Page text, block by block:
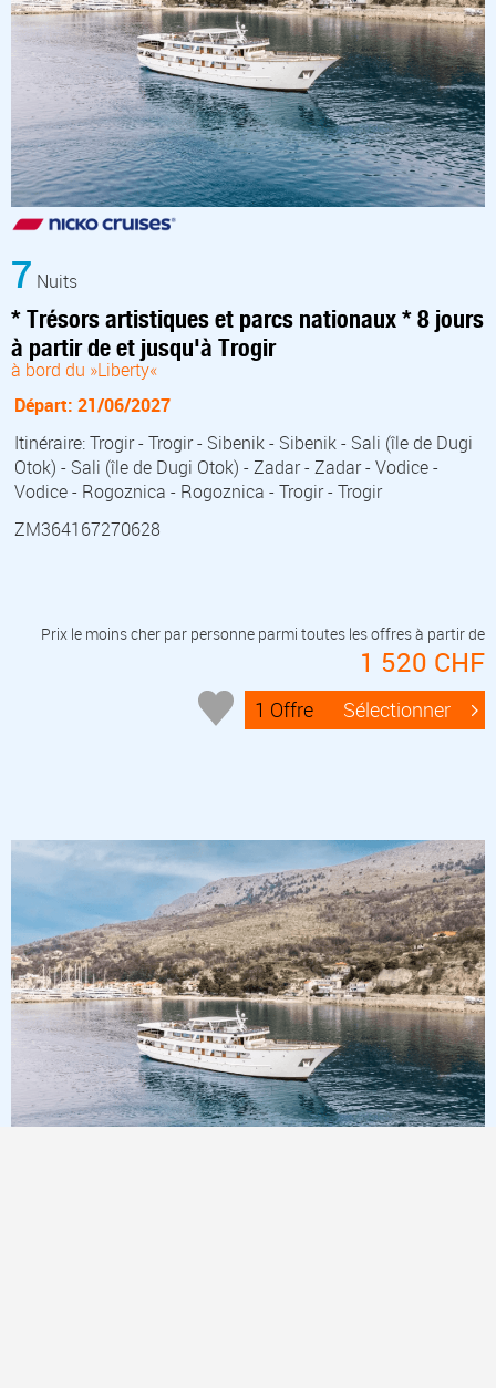
7 Nuits
* Trésors artistiques et parcs nationaux * 8 jours
à partir de et jusqu'à Trogir
à bord du »Liberty«
Départ: 21/06/2027
Itinéraire: Trogir - Trogir - Sibenik - Sibenik - Sali (île de Dugi
Otok) - Sali (île de Dugi Otok) - Zadar - Zadar - Vodice -
Vodice - Rogoznica - Rogoznica - Trogir - Trogir
ZM364167270628
Prix le moins cher par personne parmi toutes les offres à partir de
1 520 CHF
1 Offre Sélectionner